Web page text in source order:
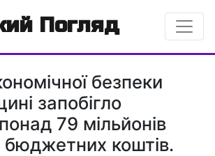
Погляд
безпеки
запобігло
79 мільйонів
бюджетних коштів.